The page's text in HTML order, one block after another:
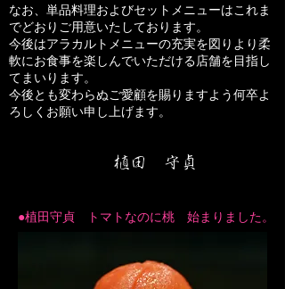
なお、単品料理およびセットメニューはこれま
でどおりご用意いたしております。
今後はアラカルトメニューの充実を図りより柔
軟にお食事を楽しんでいただける店舗を目指し
てまいります。
今後とも変わらぬご愛顧を賜りますよう何卒よ
ろしくお願い申し上げます。
植田 守貞
●植田守貞 トマトなのに桃 始まりました。